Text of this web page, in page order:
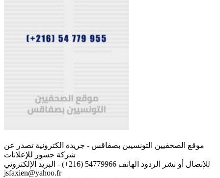
موقع الصحفيين التونسيين بصفاقس - جريدة الكترونية تصدر عن
شركة جسور للإعلانات
للإتصال أو نشر الردود الهاتف 54779966 (216+) - البريد الإلكتروني
jsfaxien@yahoo.fr